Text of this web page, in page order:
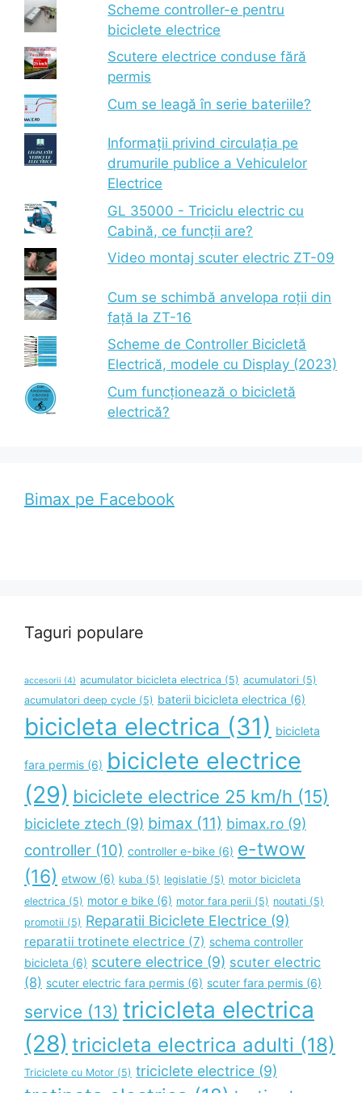
Scheme controller-e pentru
biciclete electrice
Scutere electrice conduse fără
permis
Cum se leagă în serie bateriile?
Informații privind circulația pe
drumurile publice a Vehiculelor
Electrice
GL 35000 - Triciclu electric cu
Cabină, ce funcții are?
Video montaj scuter electric ZT-09
Cum se schimbă anvelopa roții din
față la ZT-16
Scheme de Controller Bicicletă
Electrică, modele cu Display (2023)
Cum funcționează o bicicletă
electrică?
Bimax pe Facebook
Taguri populare
accesorii (4) acumulator bicicleta electrica (5) acumulatori (5)
acumulatori deep cycle (5) baterii bicicleta electrica (6)
bicicleta electrica (31) bicicleta
fara permis (6) biciclete electrice
(29) biciclete electrice 25 km/h (15)
biciclete ztech (9) bimax (11) bimax.ro (9)
controller (10) controller e-bike (6) e-twow
(16) etwow (6) kuba (5) legislatie (5) motor bicicleta
electrica (5) motor e bike (6) motor fara perii (5) noutati (5)
promotii (5) Reparatii Biciclete Electrice (9)
reparatii trotinete electrice (7) schema controller
bicicleta (6) scutere electrice (9) scuter electric
(8) scuter electric fara permis (6) scuter fara permis (6)
service (13) tricicleta electrica
(28) tricicleta electrica adulti (18)
Triciclete cu Motor (5) triciclete electrice (9)